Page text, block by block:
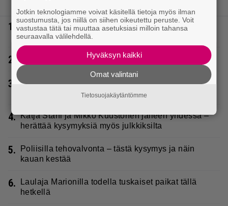
1.
Tältä näyttää Vappu Pimiän perhelomalla
Portugalissa – ”Kaunis mekko”
2. Poliisilla surullinen ilta Kuopiossa eilen
3.
Sampo Kaulanen sai oudon tulehduksen – makaa
hoitolaitteessa nytkähdellen
4. Katja Ståhl ja Mikko Kuustonen jälleen yhdessä –
herättää kysymyksiä myös julkkiksilta
5.
Poliisilla tehovalvonta – tästä kysymys ja näin
kauan kestää
6.
Laulaja Marionilla todella tuskaiset paikat tällä
hetkellä
Jotkin teknologiamme voivat käsitellä tietoja myös ilman
suostumusta, jos niillä on siihen oikeutettu peruste. Voit
vastustaa tätä tai muuttaa asetuksiasi milloin tahansa
seuraavalla välilehdellä.
Hyväksyn kaikki
Omat valintani
Tietosuojakäytäntömme